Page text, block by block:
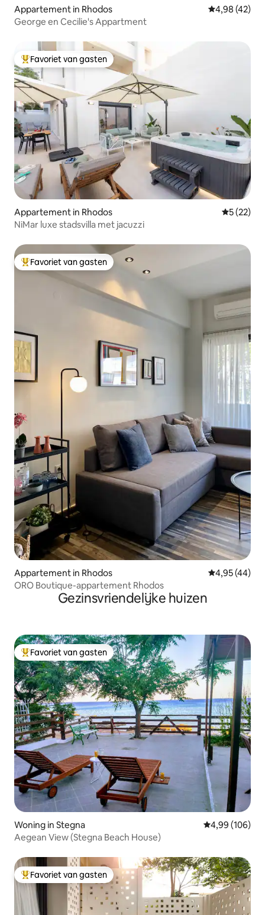
Appartement in Rhodos Gemiddelde
4,98 (42)
George en Cecilie's Appartment
Topfavoriet van gasten
Favoriet van gasten
Appartement in Rhodos
5 (22)
NiMar luxe stadsvilla met jacuzzi
Topfavoriet van gasten
Favoriet van gasten
Appartement in Rhodos Gemiddelde
4,95 (44)
ORO Boutique-appartement Rhodos
Gezinsvriendelijke huizen
Topfavoriet van gasten
Favoriet van gasten
Woning in Stegna Gemiddelde
4,99 (106)
Aegean View (Stegna Beach House)
Topfavoriet van gasten
Favoriet van gasten